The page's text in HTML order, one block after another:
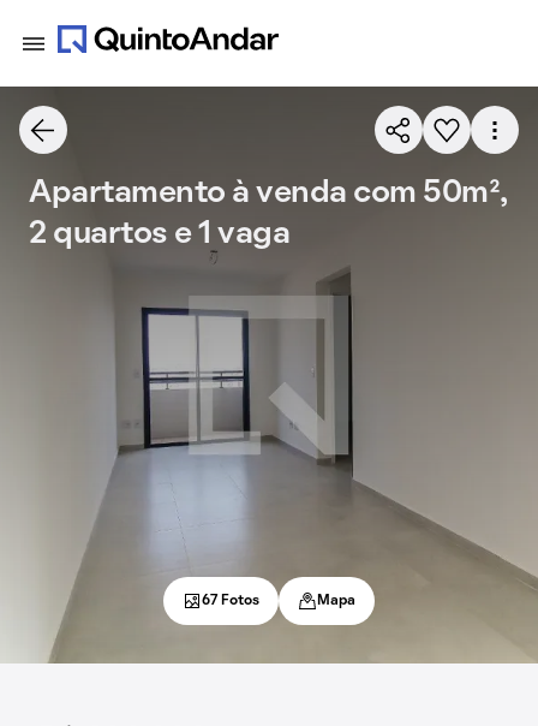
Apartamento à venda com 50m²,
2 quartos e 1 vaga
67 Fotos Mapa